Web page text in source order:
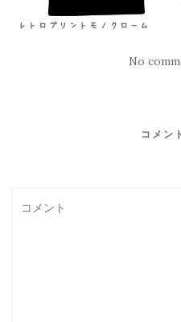
No
コメン